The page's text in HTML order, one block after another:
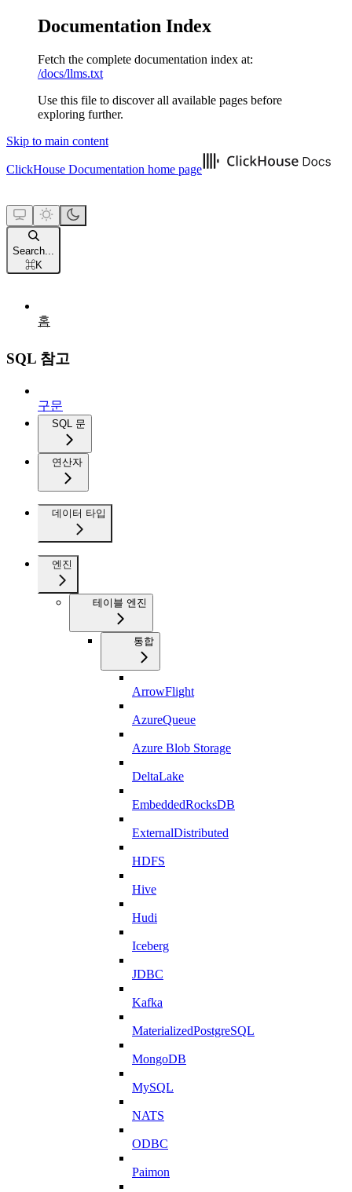
Documentation Index
Fetch the complete documentation index at:
/docs/llms.txt
Use this file to discover all available pages before
exploring further.
Skip to main content
ClickHouse Documentation home page
Search...
⌘K
홈
SQL 참고
구문
SQL 문
연산자
데이터 타입
엔진
테이블 엔진
통합
ArrowFlight
AzureQueue
Azure Blob Storage
DeltaLake
EmbeddedRocksDB
ExternalDistributed
HDFS
Hive
Hudi
Iceberg
JDBC
Kafka
MaterializedPostgreSQL
MongoDB
MySQL
NATS
ODBC
Paimon